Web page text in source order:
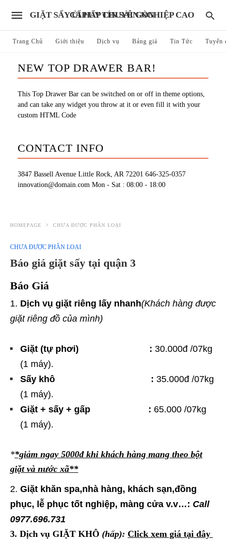
GIẶT SẤY ỦI HẤP CHUYÊN NGHIỆP CAO CẤP UY TÍN SÀI GÒN
Trang Chủ Giới thiệu Dịch vụ Bảng giá Tin Tức Tuyển
NEW TOP DRAWER BAR!
This Top Drawer Bar can be switched on or off in theme options,
and can take any widget you throw at it or even fill it with your
custom HTML Code
CONTACT INFO
3847 Bassell Avenue Little Rock, AR 72201 646-325-0357
innovation@domain.com Mon - Sat : 08:00 - 18:00
HOMEPAGE CHƯA ĐƯỢC PHÂN LOẠI
CHƯA ĐƯỢC PHÂN LOẠI
Báo giá giặt sấy tại quận 3
Báo Giá
Dịch vụ giặt riêng lấy nhanh(Khách hàng được
giặt riêng đồ của mình)
Giặt (tự phơi) : 30.000đ /07kg
(1 máy).
Sấy khô : 35.000đ /07kg
(1 máy).
Giặt + sấy + gấp : 65.000 /07kg
(1 máy).
**giảm ngay 5000đ khi khách hàng mang theo bột
giặt và nước xã**
Giặt khăn spa,nhà hàng, khách sạn,đồng
phục, lễ phục tốt nghiệp, màng cửa v.v…: Call
0977.696.731
3. Dịch vụ GIẶT KHÔ (hấp): Click xem giá tại đây